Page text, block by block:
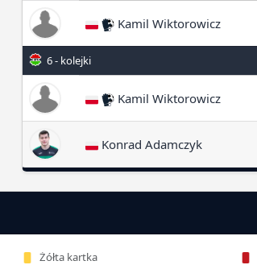
Kamil Wiktorowicz
6 - kolejki
Kamil Wiktorowicz
Konrad Adamczyk
Żółta kartka